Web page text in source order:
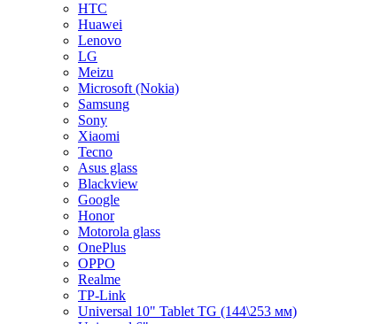
HTC
Huawei
Lenovo
LG
Meizu
Microsoft (Nokia)
Samsung
Sony
Xiaomi
Tecno
Asus glass
Blackview
Google
Honor
Motorola glass
OnePlus
OPPO
Realme
TP-Link
Universal 10" Tablet TG (144\253 мм)